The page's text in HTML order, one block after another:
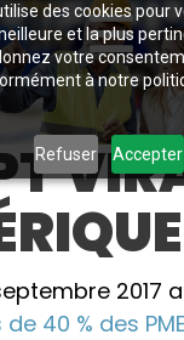
des cookies pour
et la plus
votre
à notre
Refuser Accepter
2017
40 % des